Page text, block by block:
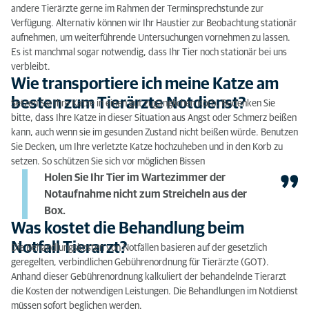
andere Tierärzte gerne im Rahmen der Terminsprechstunde zur
Verfügung. Alternativ können wir Ihr Haustier zur Beobachtung stationär
aufnehmen, um weiterführende Untersuchungen vornehmen zu lassen.
Es ist manchmal sogar notwendig, dass Ihr Tier noch stationär bei uns
verbleibt.
Wie transportiere ich meine Katze am
besten zum Tierärzte Notdienst?
Setzen Sie Ihre Katze in einen gut zugänglichen Korb. Bedenken Sie
bitte, dass Ihre Katze in dieser Situation aus Angst oder Schmerz beißen
kann, auch wenn sie im gesunden Zustand nicht beißen würde. Benutzen
Sie Decken, um Ihre verletzte Katze hochzuheben und in den Korb zu
setzen. So schützen Sie sich vor möglichen Bissen
Holen Sie Ihr Tier im Wartezimmer der
Notaufnahme nicht zum Streicheln aus der
Box.
Was kostet die Behandlung beim
Notfall Tierarzt?
Die Behandlungskosten von Notfällen basieren auf der gesetzlich
geregelten, verbindlichen Gebührenordnung für Tierärzte (GOT).
Anhand dieser Gebührenordnung kalkuliert der behandelnde Tierarzt
die Kosten der notwendigen Leistungen. Die Behandlungen im Notdienst
müssen sofort beglichen werden.